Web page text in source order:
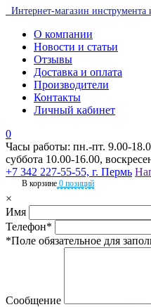
Интернет-магазин инструмента
О компании
Новости и статьи
Отзывы
Доставка и оплата
Производители
Контакты
Личный кабинет
0
Часы работы: пн.-пт. 9.00-
суббота 10.00-16.00,
+7 342 227-55-55, г. Пермь
В корзине 0 позиций
×
Имя
Телефон*
*Поле обязательное для
Сообщение